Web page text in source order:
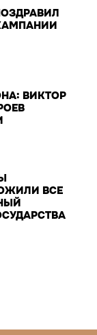
ВИКТОР
ВСЕ